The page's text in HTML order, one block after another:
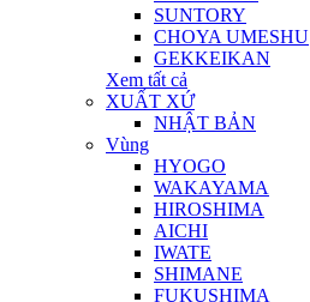
SUNTORY
CHOYA UMESHU
GEKKEIKAN
Xem tất cả
XUẤT XỨ
NHẬT BẢN
Vùng
HYOGO
WAKAYAMA
HIROSHIMA
AICHI
IWATE
SHIMANE
FUKUSHIMA